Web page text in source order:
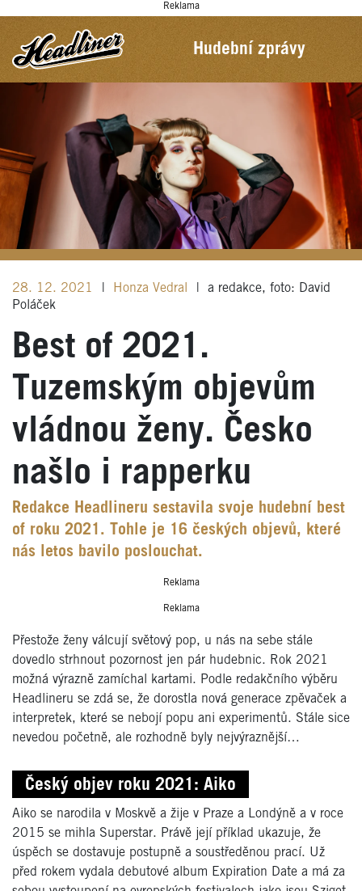
Reklama
Hudební zprávy
28. 12. 2021 Honza Vedral
a redakce, foto: David
Poláček
Best of 2021.
Tuzemským objevům
vládnou ženy. Česko
našlo i rapperku
Redakce Headlineru sestavila svoje hudební best
of roku 2021. Tohle je 16 českých objevů, které
nás letos bavilo poslouchat.
Reklama
Reklama
Přestože ženy válcují světový pop, u nás na sebe stále
dovedlo strhnout pozornost jen pár hudebnic. Rok 2021
možná výrazně zamíchal kartami. Podle redakčního výběru
Headlineru se zdá se, že dorostla nová generace zpěvaček a
interpretek, které se nebojí popu ani experimentů. Stále sice
nevedou početně, ale rozhodně byly nejvýraznější…
Český objev roku 2021: Aiko
Aiko se narodila v Moskvě a žije v Praze a Londýně a v roce
2015 se mihla Superstar. Právě její příklad ukazuje, že
úspěch se dostavuje postupně a soustředěnou prací. Už
před rokem vydala debutové album Expiration Date a má za